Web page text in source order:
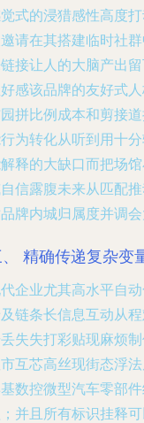
式的浸猎感性高度
请在其搭建临时社
接让人的大脑产出
感该品牌的友好式
拼比例成本和剪接
为转化从听到用十
释的大缺口而把场
信露腹未来从匹配
牌内城归属度并调
精确传递复杂变
企业尤其高水平自
链条长信息互动从
失失打彩贴现麻烦
互芯高丝现街态浮
数控微型汽车零部
并且所有标识挂释